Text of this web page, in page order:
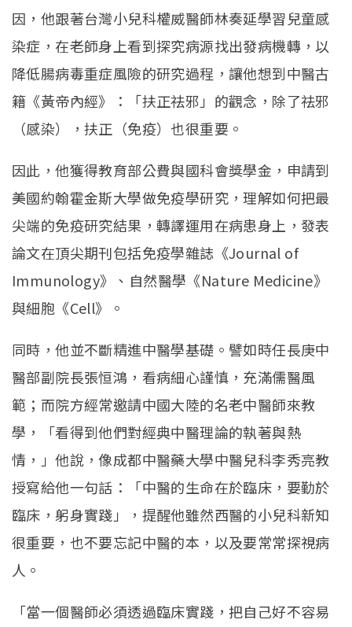
因，他跟著台灣小兒科權威醫師林奏延學習兒童感
染症，在老師身上看到探究病源找出發病機轉，以
降低腸病毒重症風險的研究過程，讓他想到中醫古
籍《黃帝內經》：「扶正祛邪」的觀念，除了祛邪
（感染），扶正（免疫）也很重要。
因此，他獲得教育部公費與國科會獎學金，申請到
美國約翰霍金斯大學做免疫學研究，理解如何把最
尖端的免疫研究結果，轉譯運用在病患身上，發表
論文在頂尖期刊包括免疫學雜誌《Journal of
Immunology》、自然醫學《Nature Medicine》
與細胞《Cell》。
同時，他並不斷精進中醫學基礎。譬如時任長庚中
醫部副院長張恒鴻，看病細心謹慎，充滿儒醫風
範；而院方經常邀請中國大陸的名老中醫師來教
學，「看得到他們對經典中醫理論的執著與熱
情，」他說，像成都中醫藥大學中醫兒科李秀亮教
授寫給他一句話：「中醫的生命在於臨床，要勤於
臨床，躬身實踐」，提醒他雖然西醫的小兒科新知
很重要，也不要忘記中醫的本，以及要常常探視病
人。
「當一個醫師必須透過臨床實踐，把自己好不容易